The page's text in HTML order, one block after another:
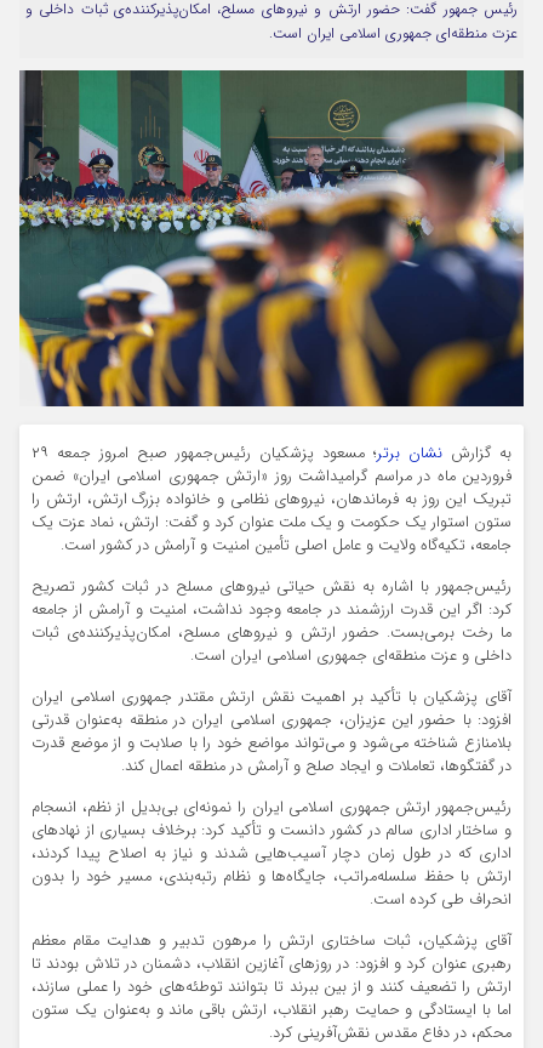
مرا به خاطر بسپار
Forget Password
رئیس جمهور گفت: حضور ارتش و نیرو‌های مسلح، امکان‌پذیرکننده‌ی ثبات داخلی و
عزت منطقه‌ای جمهوری اسلامی ایران است.
به گزارش نشان برتر
؛ مسعود پزشکیان رئیس‌جمهور صبح امروز جمعه ۲۹
فروردین ماه در مراسم گرامیداشت روز «ارتش جمهوری اسلامی ایران» ضمن
تبریک این روز به فرماندهان، نیرو‌های نظامی و خانواده بزرگ ارتش، ارتش را
ستون استوار یک حکومت و یک ملت عنوان کرد و گفت: ارتش، نماد عزت یک
جامعه، تکیه‌گاه ولایت و عامل اصلی تأمین امنیت و آرامش در کشور است.
رئیس‌جمهور با اشاره به نقش حیاتی نیرو‌های مسلح در ثبات کشور تصریح
کرد: اگر این قدرت ارزشمند در جامعه وجود نداشت، امنیت و آرامش از جامعه
ما رخت برمی‌بست. حضور ارتش و نیرو‌های مسلح، امکان‌پذیرکننده‌ی ثبات
داخلی و عزت منطقه‌ای جمهوری اسلامی ایران است.
آقای پزشکیان با تأکید بر اهمیت نقش ارتش مقتدر جمهوری اسلامی ایران
افزود: با حضور این عزیزان، جمهوری اسلامی ایران در منطقه به‌عنوان قدرتی
بلامنازع شناخته می‌شود و می‌تواند مواضع خود را با صلابت و از موضع قدرت
در گفتگوها، تعاملات و ایجاد صلح و آرامش در منطقه اعمال کند.
رئیس‌جمهور ارتش جمهوری اسلامی ایران را نمونه‌ای بی‌بدیل از نظم، انسجام
و ساختار اداری سالم در کشور دانست و تأکید کرد: برخلاف بسیاری از نهاد‌های
اداری که در طول زمان دچار آسیب‌هایی شدند و نیاز به اصلاح پیدا کردند،
ارتش با حفظ سلسله‌مراتب، جایگاه‌ها و نظام رتبه‌بندی، مسیر خود را بدون
انحراف طی کرده است.
آقای پزشکیان، ثبات ساختاری ارتش را مرهون تدبیر و هدایت مقام معظم
رهبری عنوان کرد و افزود: در روز‌های آغازین انقلاب، دشمنان در تلاش بودند تا
ارتش را تضعیف کنند و از بین ببرند تا بتوانند توطئه‌های خود را عملی سازند،
اما با ایستادگی و حمایت رهبر انقلاب، ارتش باقی ماند و به‌عنوان یک ستون
محکم، در دفاع مقدس نقش‌آفرینی کرد.